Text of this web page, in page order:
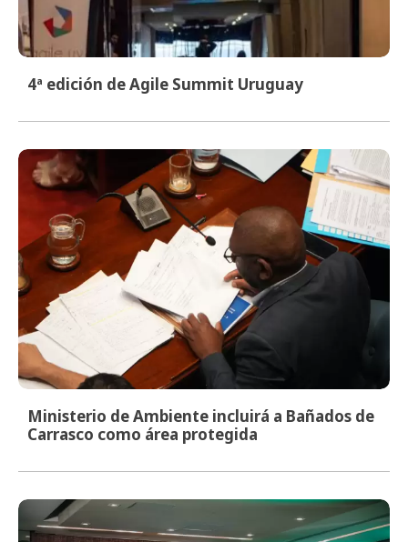
4ª edición de Agile Summit Uruguay
Ministerio de Ambiente incluirá a Bañados de
Carrasco como área protegida